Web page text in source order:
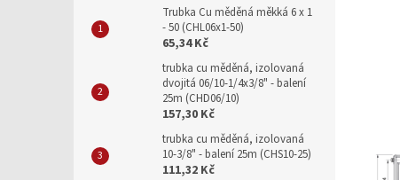
Trubka Cu měděná měkká 6 x 1
- 50 (CHL06x1-50)
65,34 Kč
trubka cu měděná, izolovaná
dvojitá 06/10-1/4x3/8" - balení
25m (CHD06/10)
157,30 Kč
trubka cu měděná, izolovaná
10-3/8" - balení 25m (CHS10-25)
111,32 Kč